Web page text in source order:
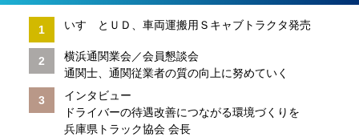
いすゞとＵＤ、車両運搬用Ｓキャブトラクタ発売
横浜通関業会／会員懇談会
通関士、通関従業者の質の向上に努めていく
インタビュー
ドライバーの待遇改善につながる環境づくりを
兵庫県トラック協会 会長